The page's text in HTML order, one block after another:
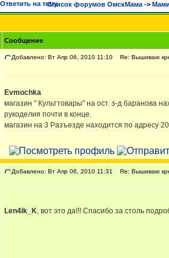
Список форумов ОмскМама ->
Сообщение
Добавлено: Вт Апр 06, 2010 11:10 Re: Вышиваю
Evmochka
магазин " Культтовары" на ост. з-д баранова
рукоделия почти в конце.
магазин на 3 Разъезде находится по адресу
Добавлено: Вт Апр 06, 2010 11:31 Re: Вышиваю
Len4ik_K, вот это да!!! Спасибо за столь